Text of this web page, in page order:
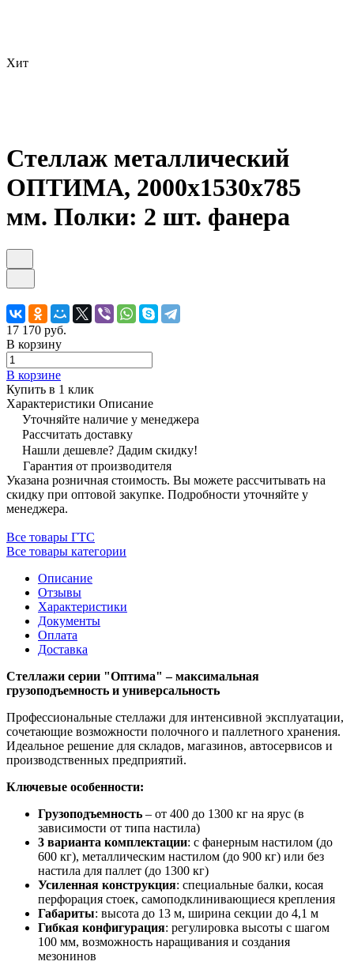
Хит
Стеллаж металлический
ОПТИМА, 2000х1530х785
мм. Полки: 2 шт. фанера
17 170 руб.
В корзину
В корзине
Купить в 1 клик
Характеристики Описание
Уточняйте наличие у менеджера
Рассчитать доставку
Нашли дешевле? Дадим скидку!
Гарантия от производителя
Указана розничная стоимость. Вы можете рассчитывать на
скидку при оптовой закупке. Подробности уточняйте у
менеджера.
Все товары ГТС
Все товары категории
Описание
Отзывы
Характеристики
Документы
Оплата
Доставка
Стеллажи серии "Оптима" – максимальная
грузоподъемность и универсальность
Профессиональные стеллажи для интенсивной эксплуатации,
сочетающие возможности полочного и паллетного хранения.
Идеальное решение для складов, магазинов, автосервисов и
производственных предприятий.
Ключевые особенности:
Грузоподъемность – от 400 до 1300 кг на ярус (в
зависимости от типа настила)
3 варианта комплектации: с фанерным настилом (до
600 кг), металлическим настилом (до 900 кг) или без
настила для паллет (до 1300 кг)
Усиленная конструкция: специальные балки, косая
перфорация стоек, самоподклинивающиеся крепления
Габариты: высота до 13 м, ширина секции до 4,1 м
Гибкая конфигурация: регулировка высоты с шагом
100 мм, возможность наращивания и создания
мезонинов